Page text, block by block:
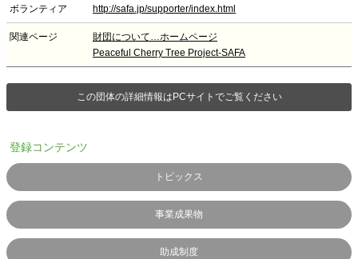
ボランティア http://safa.jp/supporter/index.html
関連ページ
財団について…ホームページ
Peaceful Cherry Tree Project-SAFA
この団体の詳細情報はPCサイトでご覧ください
登録コンテンツ
トピックス
事業成果物
助成制度